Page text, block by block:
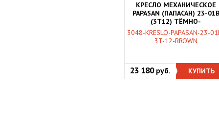
КРЕСЛО МЕХАНИЧЕСКОЕ
PAPASAN (ПАПАСАН) 23-01B
(3T12) ТЁМНО-
КОРИЧНЕВОЕ
3048-KRESLO-PAPASAN-23-
3T-12-BROWN
23 180 руб. КУПИТЬ